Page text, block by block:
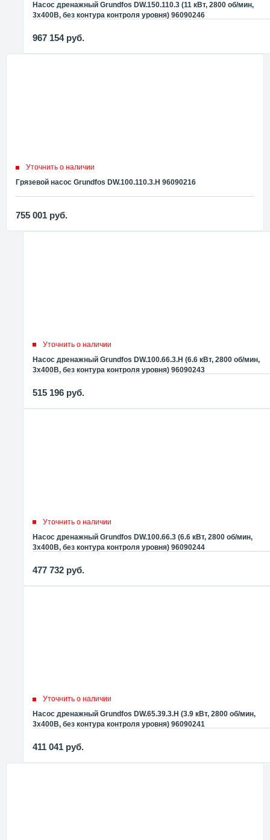
Насос дренажный Grundfos DW.150.110.3 (11 кВт, 2800 об/мин,
3x400В, без контура контроля уровня) 96090246
967 154 руб.
Уточнить о наличии
Грязевой насос Grundfos DW.100.110.3.Н 96090216
755 001 руб.
Уточнить о наличии
Насос дренажный Grundfos DW.100.66.3.H (6.6 кВт, 2800 об/мин,
3x400В, без контура контроля уровня) 96090243
515 196 руб.
Уточнить о наличии
Насос дренажный Grundfos DW.100.66.3 (6.6 кВт, 2800 об/мин,
3x400В, без контура контроля уровня) 96090244
477 732 руб.
Уточнить о наличии
Насос дренажный Grundfos DW.65.39.3.H (3.9 кВт, 2800 об/мин,
3x400В, без контура контроля уровня) 96090241
411 041 руб.